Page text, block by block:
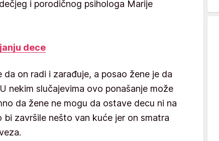
i porodičnog psihologa Marije
dece
on radi i zarađuje, a posao žene je da
nekim slučajevima ovo ponašanje može
da žene ne mogu da ostave decu ni na
završile nešto van kuće jer on smatra